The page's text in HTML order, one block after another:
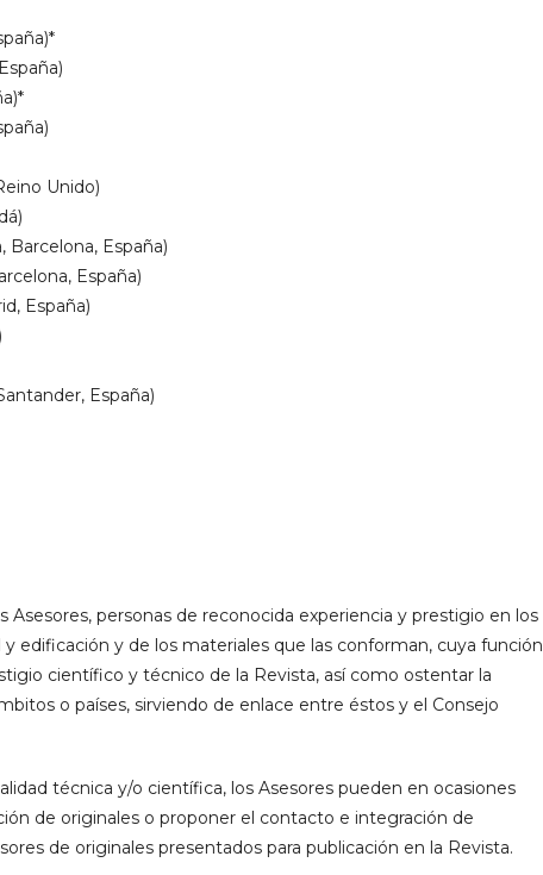
Unido)
España)
España)
España)
España)
Asesores, personas de reconocida experiencia y prestigio en los
edificación y de los materiales que las conforman, cuya función
científico y técnico de la Revista, así como ostentar la
o países, sirviendo de enlace entre éstos y el Consejo
técnica y/o científica, los Asesores pueden en ocasiones
de originales o proponer el contacto e integración de
de originales presentados para publicación en la Revista.